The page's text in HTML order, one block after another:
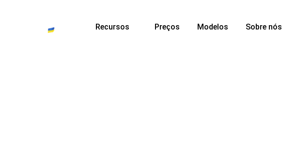
Recursos Preços Modelos Sobre nós